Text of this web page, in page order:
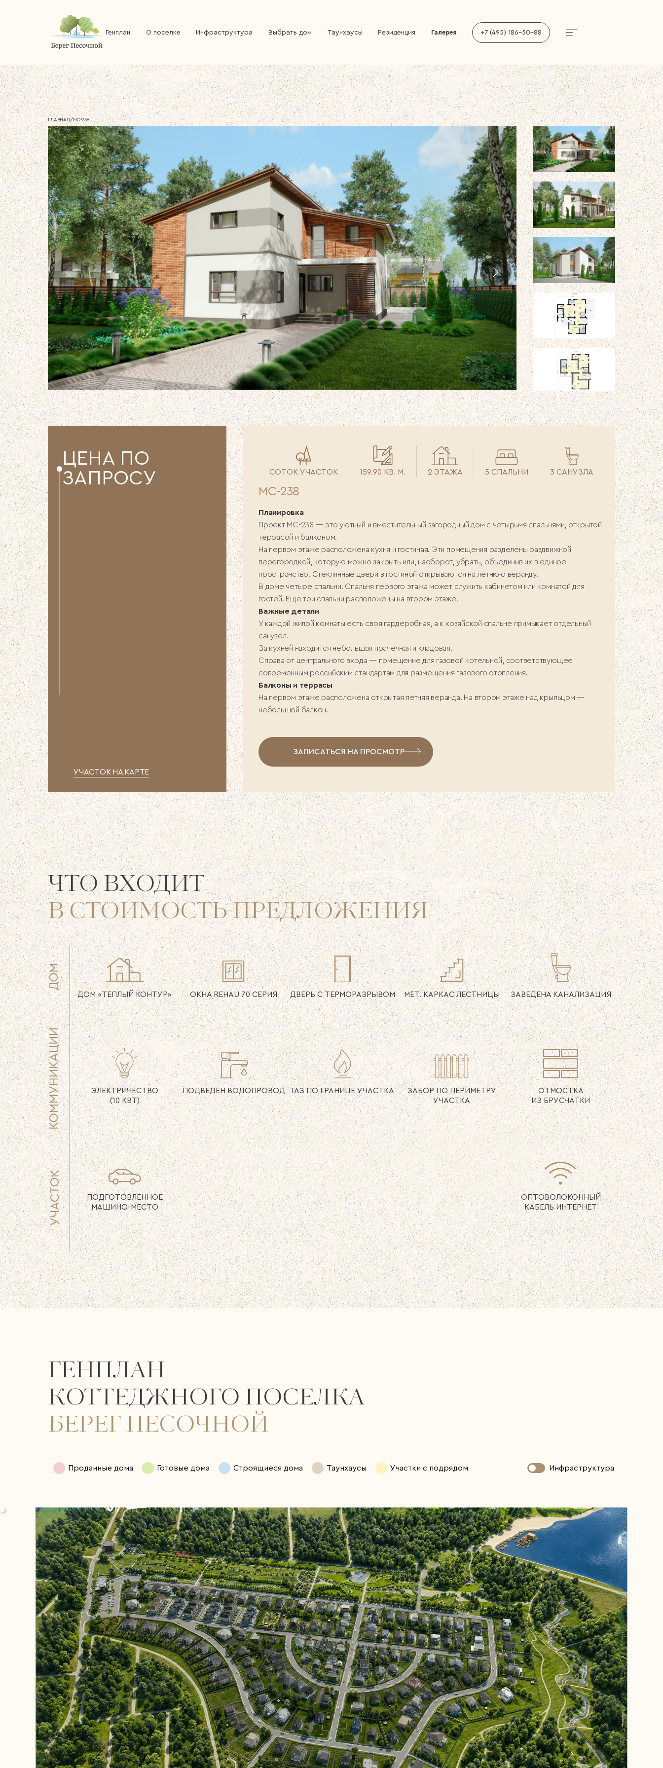
Генплан О поселке Инфраструктура Выбрать дом Таунхаусы Резиденция Галерея +7 (495) 186-50-88
ГЛАВНАЯ /МС-238
ЦЕНА ПО
ЗАПРОСУ
УЧАСТОК НА КАРТЕ
СОТОК УЧАСТОК 159.90 КВ. М. 2 ЭТАЖА 5 СПАЛЬНИ 3 САНУЗЛА
МС-238
Планировка
Проект МС-238 — это уютный и вместительный загородный дом с четырьмя спальнями, открытой
террасой и балконом.
На первом этаже расположена кухня и гостиная. Эти помещения разделены раздвижной
перегородкой, которую можно закрыть или, наоборот, убрать, объединив их в единое
пространство. Стеклянные двери в гостиной открываются на летнюю веранду.
В доме четыре спальни. Спальня первого этажа может служить кабинетом или комнатой для
гостей. Еще три спальни расположены на втором этаже.
Важные детали
У каждой жилой комнаты есть своя гардеробная, а к хозяйской спальне примыкает отдельный
санузел.
За кухней находится небольшая прачечная и кладовая.
Справа от центрального входа — помещение для газовой котельной, соответствующее
современным российским стандартам для размещения газового отопления.
Балконы и террасы
На первом этаже расположена открытая летняя веранда. На втором этаже над крыльцом —
небольшой балкон.
ЗАПИСАТЬСЯ НА ПРОСМОТР
ЧТО ВХОДИТ
В СТОИМОСТЬПРЕДЛОЖЕНИЯ
ДОМ «ТЕПЛЫЙ КОНТУР» ОКНА REHAU70 СЕРИЯ ДВЕРЬ С ТЕРМОРАЗРЫВОМ МЕТ. КАРКАСЛЕСТНИЦЫ ЗАВЕДЕНАКАНАЛИЗАЦИЯ
ЭЛЕКТРИЧЕСТВО
(10 КВТ)
ПОДВЕДЕНВОДОПРОВОД ГАЗ ПО ГРАНИЦЕУЧАСТКА ЗАБОРПО ПЕРИМЕТРУ
УЧАСТКА
ОТМОСТКА
ИЗ БРУСЧАТКИ
ПОДГОТОВЛЕННОЕ
МАШИНО-МЕСТО
ОПТОВОЛОКОННЫЙ
КАБЕЛЬ ИНТЕРНЕТ
ГЕНПЛАН
КОТТЕДЖНОГО ПОСЕЛКА
БЕРЕГ ПЕСОЧНОЙ
Проданные дома Готовые дома Строящиеся дома Таунхаусы Участки с подрядом Инфраструктура